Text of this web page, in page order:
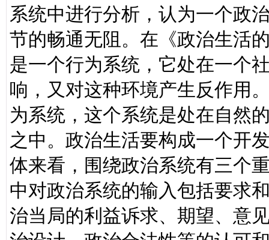
系统中进行分析，认为一个政
节的畅通无阻。在《政治生活
是一个行为系统，它处在一个
响，又对这种环境产生反作用
为系统，这个系统是处在自然
之中。政治生活要构成一个开
体来看，围绕政治系统有三个
中对政治系统的输入包括要求
治当局的利益诉求、期望、意